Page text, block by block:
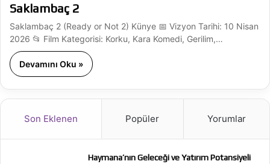
Saklambaç 2
Saklambaç 2 (Ready or Not 2) Künye 📅 Vizyon Tarihi: 10 Nisan
2026 📂 Film Kategorisi: Korku, Kara Komedi, Gerilim,…
Devamını Oku »
Son Eklenen Popüler Yorumlar
Haymana’nın Geleceği ve Yatırım Potansiyeli